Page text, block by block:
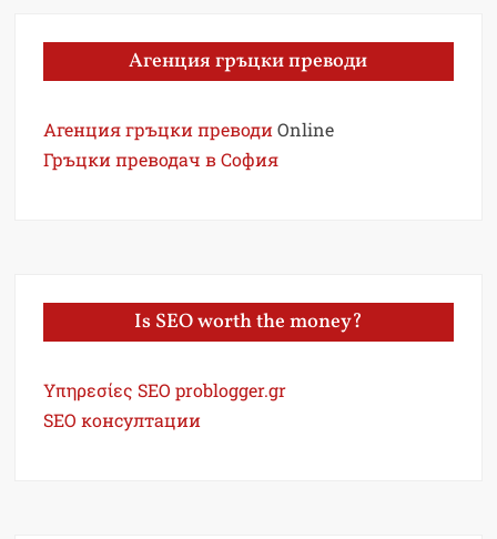
Агенция гръцки преводи
Агенция гръцки преводи Online
Гръцки преводач в София
Is SEO worth the money?
Υπηρεσίες SEO problogger.gr
SEO консултации